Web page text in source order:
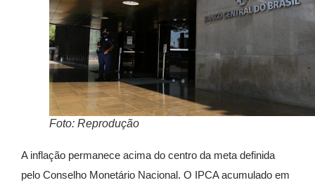
Foto: Reprodução
A inflação permanece acima do centro da meta definida
pelo Conselho Monetário Nacional. O IPCA acumulado em